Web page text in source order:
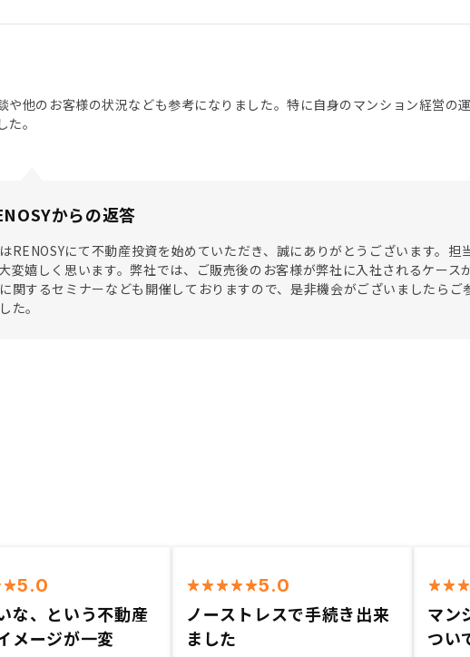
や他のお客様の状況なども参考になりました。特に自身のマンション経営の
た。
からの返答
RENOSYにて不動産投資を始めていただき、誠にありがとうございます。
変嬉しく思います。弊社では、ご販売後のお客様が弊社に入社されるケー
関するセミナーなども開催しておりますので、是非機会がございましたら
た。
5.0
な、という不動産
メージが一変
5.0
ノーストレスで手続き出来
ました
マン
つい